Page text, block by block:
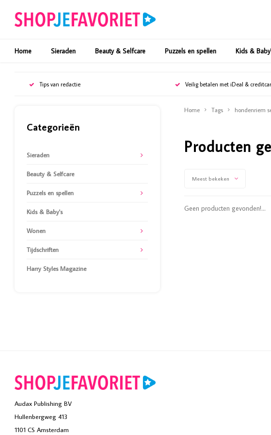
Home Sieraden Beauty & Selfcare Puzzels en spellen Kids &
Tips van redactie Veilig betalen met iDeal &
Categorieën
Sieraden
Beauty & Selfcare
Puzzels en spellen
Kids & Baby's
Wonen
Tijdschriften
Harry Styles Magazine
Home Tags hondenriem
Producten
Meest bekeken
Geen producten gevonden!...
Audax Publishing BV
Hullenbergweg 413
1101 CS Amsterdam